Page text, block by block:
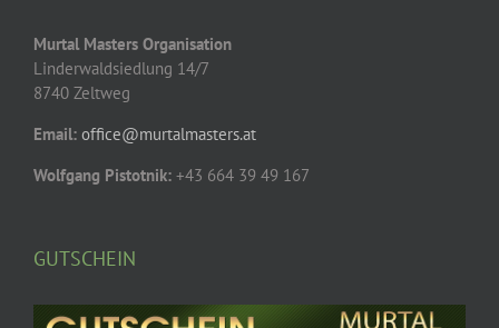
Murtal Masters Organisation
Linderwaldsiedlung 14/7
8740 Zeltweg
Email: office@murtalmasters.at
Wolfgang Pistotnik: +43 664 39 49 167
GUTSCHEIN